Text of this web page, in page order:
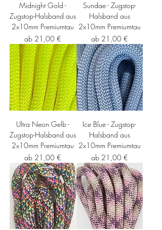
Midnight Gold -
Zugstop-Halsband aus
2x10mm Premiumtau
ab 21,00 €
Sale-Preis
Sundae - Zugstop-
Halsband aus
2x10mm Premiumtau
ab 21,00 €
Sale-Preis
Ultra Neon Gelb -
Zugstop-Halsband aus
2x10mm Premiumtau
ab 21,00 €
Sale-Preis
Ice Blue - Zugstop-
Halsband aus
2x10mm Premiumtau
ab 21,00 €
Sale-Preis